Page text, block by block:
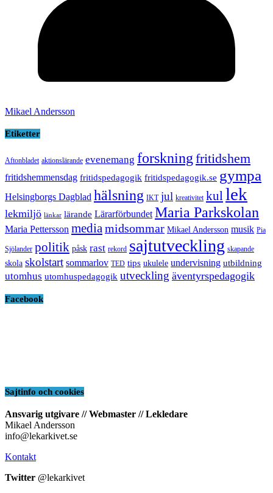
Mikael Andersson
Etiketter
Aftonbladet aktionslärande evenemang forskning fritidshem
fritidshemmensdag fritidspedagogik fritidspedagogik.se gympa
Helsingborgs Dagblad hälsning IKT jul kreativitet kul lek
lekmiljö länkar lärande Lärarförbundet Maria Parkskolan
Maria Pettersson media midsommar Mikael Andersson musik Pia
Sjölander politik påsk rast rekord sajtutveckling skapande
skola skolstart sommarlov TED tips ukulele undervisning utbildning
utomhus utomhuspedagogik utveckling äventyrspedagogik
Facebook
Sajtinfo och cookies
Ansvarig utgivare // Webmaster // Lekledare
Mikael Andersson
info@lekarkivet.se
Kontakt
Twitter @lekarkivet